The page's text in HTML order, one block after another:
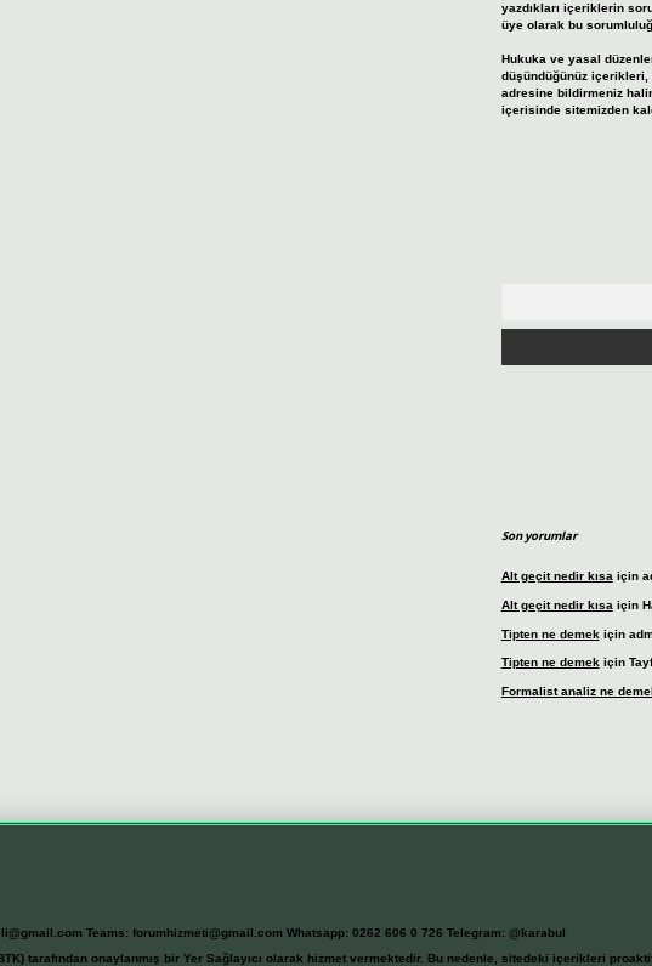
yazdıkları içeriklerin
üye olarak bu
Hukuka ve yasal
düşündüğünüz içerikleri,
adresine bildirmeniz
içerisinde sitemizden
Son yorumlar
Alt geçit nedir kısaiçin
Alt geçit nedir kısa için
Tipten ne demek için
Tipten ne demek için
Formalist analiz ne
Teams: forumhizmeti@gmail.com Whatsapp: 0262 606 0 726 Telegram: @karabul
tarafından onaylanmış bir Yer Sağlayıcı olarak hizmet vermektedir. Bu nedenle, sitedeki içerikleri